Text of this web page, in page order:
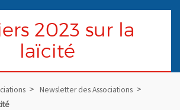
2023 sur la
laïcité
Newsletter des Associations